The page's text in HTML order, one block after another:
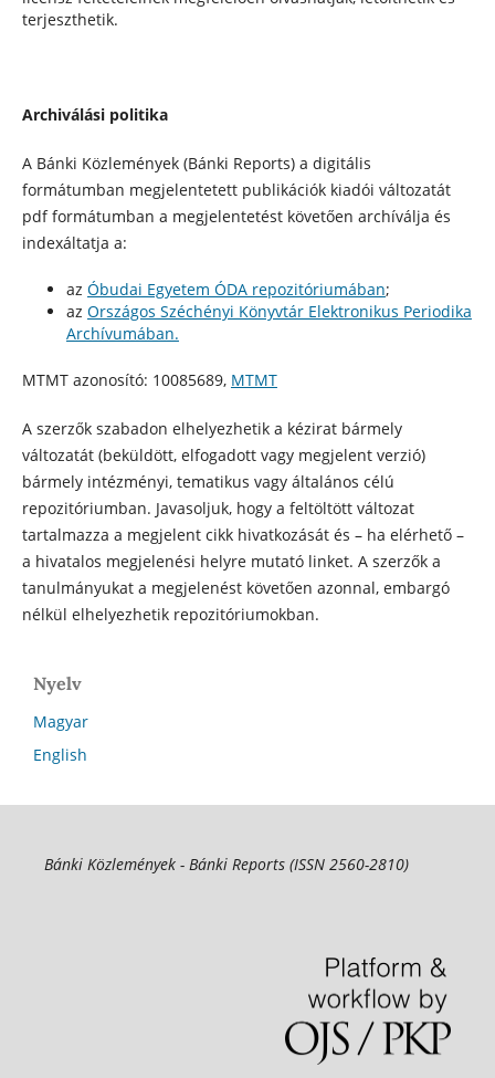
terjeszthetik.
Archiválási politika
A Bánki Közlemények (Bánki Reports) a digitális
formátumban megjelentetett publikációk kiadói változatát
pdf formátumban a megjelentetést követően archíválja és
indexáltatja a:
az Óbudai Egyetem ÓDA repozitóriumában;
az Országos Széchényi Könyvtár Elektronikus Periodika
Archívumában.
MTMT azonosító: 10085689, MTMT
A szerzők szabadon elhelyezhetik a kézirat bármely
változatát (beküldött, elfogadott vagy megjelent verzió)
bármely intézményi, tematikus vagy általános célú
repozitóriumban. Javasoljuk, hogy a feltöltött változat
tartalmazza a megjelent cikk hivatkozását és – ha elérhető –
a hivatalos megjelenési helyre mutató linket. A szerzők a
tanulmányukat a megjelenést követően azonnal, embargó
nélkül elhelyezhetik repozitóriumokban.
Nyelv
Magyar
English
Bánki Közlemények - Bánki Reports (ISSN 2560-2810)